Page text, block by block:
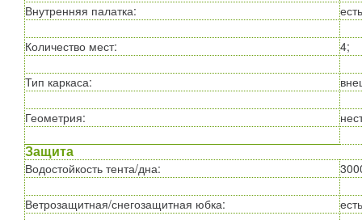
Внутренняя палатка:
Количество мест: 4;
Тип каркаса:
Геометрия:
Защита
Водостойкость тента/дна:
Ветрозащитная/снегозащитная юбка: